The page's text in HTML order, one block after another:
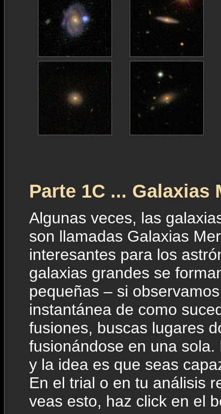
Parte 1C ... Galaxias
Algunas veces, las
son llamadas Galaxias
interesantes para los
galaxias grandes se
pequeñas – si
instantánea de como
fusiones, buscas lugares
fusionándose en una
y la idea es que seas
En el trial o en tu análisis
veas esto, haz click en el